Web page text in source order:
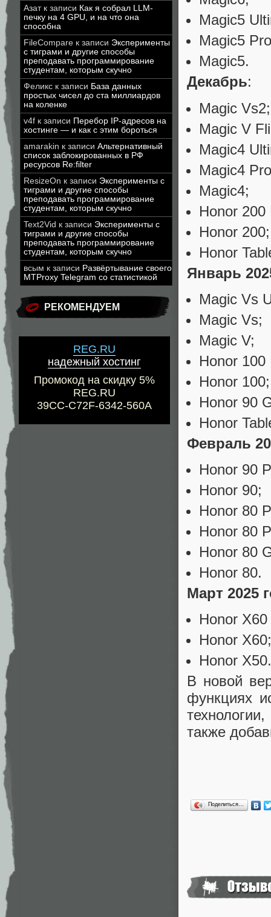
Азатк записи Как я собрал LLM-
печку на 4 GPU, и на что она
способна
FileCompare к записи Эксперименты
с тиграми и другие способы
преподавать программирование
студентам, которым скучно
Феликс к записи База данных
простых чисел до ста миллиардов
на коленке
v4f к записи Перебор IP-адресов на
хостинге — и как с этим бороться
amarakin к записи Альтернативный
список заблокированных в РФ
ресурсов Re:filter
ResizeOn к записи Эксперименты с
тиграми и другие способы
преподавать программирование
студентам, которым скучно
Text2Vid к записи Эксперименты с
тиграми и другие способы
преподавать программирование
студентам, которым скучно
всым к записи Развёртывание своего
MTProxy Telegram со статистикой
РЕКОМЕНДУЕМ
REG.RU
надежный хостинг
Промокод на скидку 5%
REG.RU
39CC-C72F-6342-560A
Magic5
Magic5
Magic5.
Декабрь:
Magic Vs2;
Magic V
Magic4
Magic4
Magic4;
Honor 200
Honor 200;
Honor
Январь
Magic Vs
Magic Vs;
Magic V;
Honor 100
Honor 100;
Honor 90
Honor
Февраль
Honor 90
Honor 90;
Honor 80
Honor 80
Honor 80
Honor 80.
Март 2025
Honor
Honor X60;
Honor X50.
В новой
функциях
также
Поделиться…